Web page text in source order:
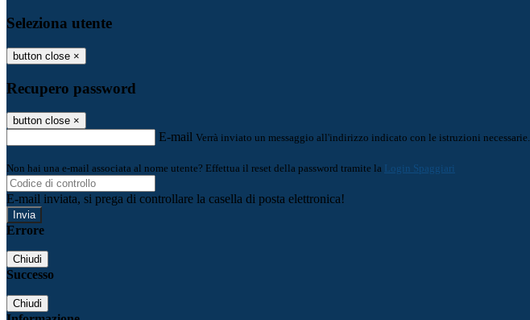
Seleziona utente
button close ×
Recupero password
button close ×
E-mail Verrà inviato un messaggio all'indirizzo indicato con le istruzioni necessarie.
Non hai una e-mail associata al nome utente? Effettua il reset della password tramite la Login Spaggiari
E-mail inviata, si prega di controllare la casella di posta elettronica!
Errore
Chiudi
Successo
Chiudi